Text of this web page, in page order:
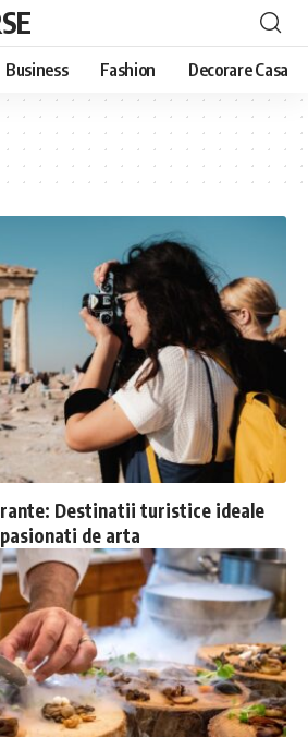
Business Fashion Decorare Casa
Destinatii turistice ideale
de arta